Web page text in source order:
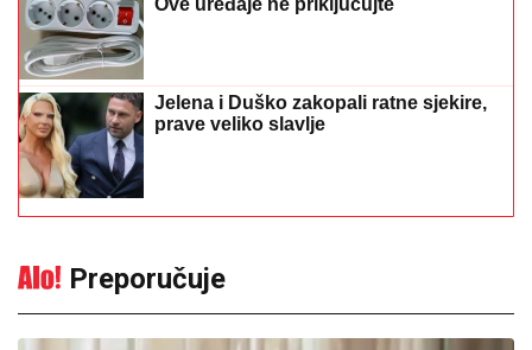
Ove uređaje ne priključujte
Jelena i Duško zakopali ratne sjekire,
prave veliko slavlje
Preporučuje